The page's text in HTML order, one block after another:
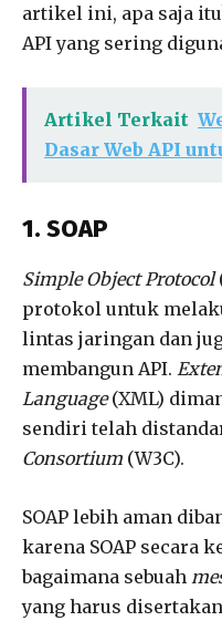
artikel ini, apa saja
API yang sering
Artikel Terkait
Dasar Web API
1. SOAP
Simple Object Protocol
protokol untuk
lintas jaringan dan
membangun API.
Language(XML)
sendiri telah
Consortium (W3C).
SOAP lebih aman
karena SOAP secara
bagaimana sebuah
yang harus